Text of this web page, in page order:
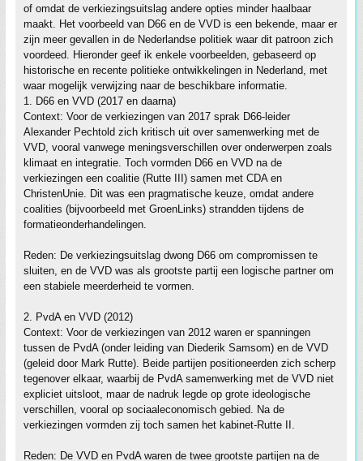
of omdat de verkiezingsuitslag andere opties minder haalbaar
maakt. Het voorbeeld van D66 en de VVD is een bekende, maar er
zijn meer gevallen in de Nederlandse politiek waar dit patroon zich
voordeed. Hieronder geef ik enkele voorbeelden, gebaseerd op
historische en recente politieke ontwikkelingen in Nederland, met
waar mogelijk verwijzing naar de beschikbare informatie.
1. D66 en VVD (2017 en daarna)
Context: Voor de verkiezingen van 2017 sprak D66-leider
Alexander Pechtold zich kritisch uit over samenwerking met de
VVD, vooral vanwege meningsverschillen over onderwerpen zoals
klimaat en integratie. Toch vormden D66 en VVD na de
verkiezingen een coalitie (Rutte III) samen met CDA en
ChristenUnie. Dit was een pragmatische keuze, omdat andere
coalities (bijvoorbeeld met GroenLinks) strandden tijdens de
formatieonderhandelingen.
Reden: De verkiezingsuitslag dwong D66 om compromissen te
sluiten, en de VVD was als grootste partij een logische partner om
een stabiele meerderheid te vormen.
2. PvdA en VVD (2012)
Context: Voor de verkiezingen van 2012 waren er spanningen
tussen de PvdA (onder leiding van Diederik Samsom) en de VVD
(geleid door Mark Rutte). Beide partijen positioneerden zich scherp
tegenover elkaar, waarbij de PvdA samenwerking met de VVD niet
expliciet uitsloot, maar de nadruk legde op grote ideologische
verschillen, vooral op sociaaleconomisch gebied. Na de
verkiezingen vormden zij toch samen het kabinet-Rutte II.
Reden: De VVD en PvdA waren de twee grootste partijen na de